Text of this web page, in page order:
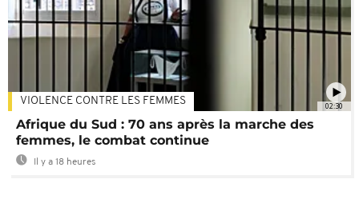
02:30
VIOLENCE CONTRE LES FEMMES
Afrique du Sud : 70 ans après la marche des
femmes, le combat continue
Il y a 18 heures